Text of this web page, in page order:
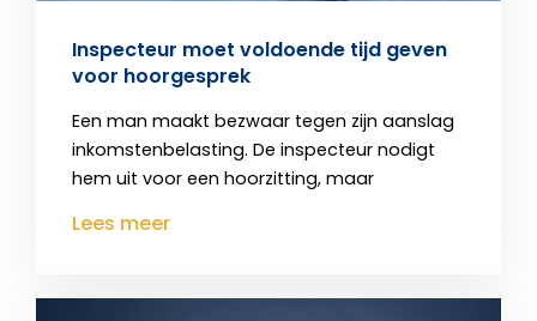
Inspecteur moet voldoende tijd geven
voor hoorgesprek
Een man maakt bezwaar tegen zijn aanslag
inkomstenbelasting. De inspecteur nodigt
hem uit voor een hoorzitting, maar
Lees meer